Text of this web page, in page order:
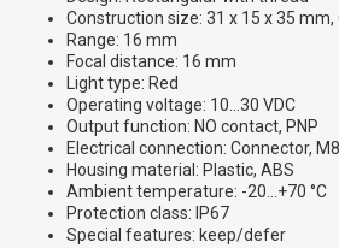
Construction size: 31 x 15 x 35 mm,
Range: 16 mm
Focal distance: 16 mm
Light type: Red
Operating voltage: 10…30 VDC
Output function: NO contact, PNP
Electrical connection: Connector, M8
Housing material: Plastic, ABS
Ambient temperature: -20…+70 °C
Protection class: IP67
Special features: keep/defer